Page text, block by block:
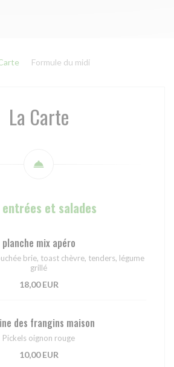
Formule du midi
La Carte
entrées et salades
planche mix apéro
brie, toast chèvre, tenders, légume
grillé
18,00 EUR
des frangins maison
Pickels oignon rouge
10,00 EUR